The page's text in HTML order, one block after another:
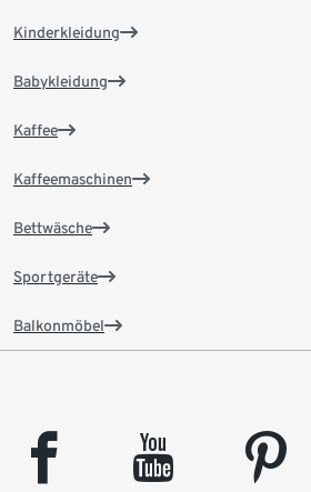
Kinderkleidung
Babykleidung
Kaffee
Kaffeemaschinen
Bettwäsche
Sportgeräte
Balkonmöbel
facebook youtube pinterest